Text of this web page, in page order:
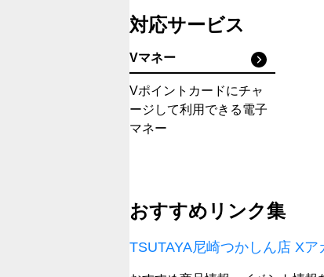
対応サービス
Vマネー
Vポイントカードにチャ
ージして利用できる電子
マネー
おすすめリンク集
TSUTAYA尼崎つかしん店 Xア